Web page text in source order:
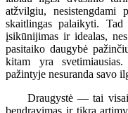
atžvilgiu,
skaitlingas palaikyti.
įsikūnijimas ir idealas,
pasitaiko daugybė
kitam yra
pažintyje nesuranda savo
Draugystė — tai visai
bendravimas ir tikra